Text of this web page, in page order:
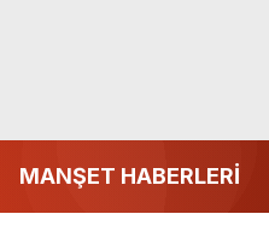
MANŞET HABERLERİ